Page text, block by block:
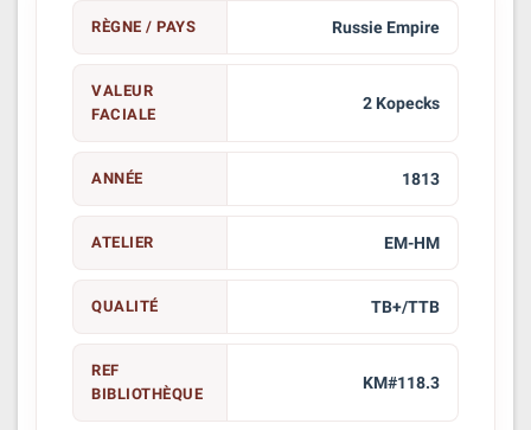
RÈGNE / PAYS Russie Empire
VALEUR
FACIALE
2 Kopecks
ANNÉE 1813
ATELIER EM-HM
QUALITÉ TB+/TTB
REF
BIBLIOTHÈQUE
KM#118.3